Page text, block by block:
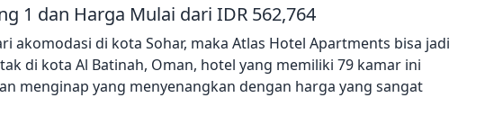
1 dan Harga Mulai dari IDR 562,764
akomodasi di kota Sohar, maka Atlas Hotel Apartments bisa jadi
di kota Al Batinah, Oman, hotel yang memiliki 79 kamar ini
menginap yang menyenangkan dengan harga yang sangat